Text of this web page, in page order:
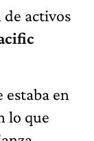
de activos
estaba en
lo que